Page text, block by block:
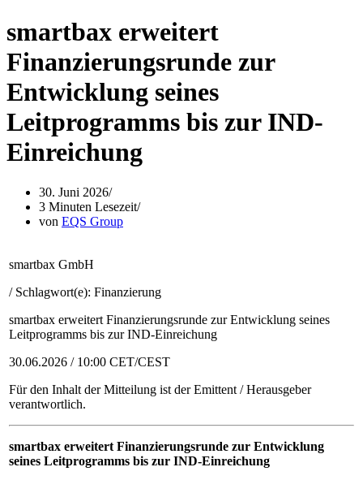
smartbax erweitert
Finanzierungsrunde zur
Entwicklung seines
Leitprogramms bis zur IND-
Einreichung
30. Juni 2026
3 Minuten Lesezeit
von EQS Group
smartbax GmbH
/ Schlagwort(e): Finanzierung
smartbax erweitert Finanzierungsrunde zur Entwicklung seines
Leitprogramms bis zur IND-Einreichung
30.06.2026 / 10:00 CET/CEST
Für den Inhalt der Mitteilung ist der Emittent / Herausgeber
verantwortlich.
smartbax erweitert Finanzierungsrunde zur Entwicklung
seines Leitprogramms bis zur IND-Einreichung